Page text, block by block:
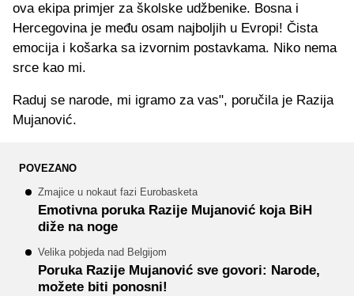
ova ekipa primjer za školske udžbenike. Bosna i
Hercegovina je među osam najboljih u Evropi! Čista
emocija i košarka sa izvornim postavkama. Niko nema
srce kao mi.
Raduj se narode, mi igramo za vas", poručila je Razija
Mujanović.
POVEZANO
Zmajice u nokaut fazi Eurobasketa
Emotivna poruka Razije Mujanović koja BiH
diže na noge
Velika pobjeda nad Belgijom
Poruka Razije Mujanović sve govori: Narode,
možete biti ponosni!